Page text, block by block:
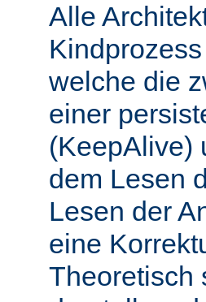
Alle
welche die
einer
(KeepAlive)
dem Lesen
Lesen der
eine
Theoretisch